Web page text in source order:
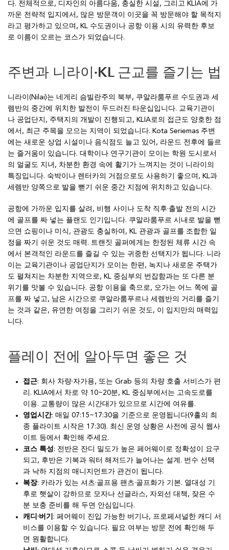
다. 전체적으로, 디자인의 아름다움, 충실한 시설, 그리고 KLIA에 가
까운 전략적 입지에서, 많은 방문객이 이곳을 꼭 방문해야 할 목적지
라고 평가하고 있으며, KL 수도권이나 공항 이용 시의 유력한 후보
로 이름이 오르는 코스가 되었습니다.
주변과 니라이·KL 근교를 즐기는 법
니라이(Nilai)는 네게리 슴빌란주의 북부, 쿠알라룸푸르 수도권과 세
렘반의 중간에 위치한 발전이 두드러진 타운십입니다. 교육기관이
나 공업단지, 주택지의 개발이 진행되고, KLIA로의 접근도 양호한 점
에서, 최근 주목을 모으는 지역이 되었습니다. Kota Seriemas 주변
에는 새로운 상업 시설이나 음식점도 늘고 있어, 라운드 전후에 들르
는 즐거움이 있습니다. 대학이나 연구기관이 모이는 학원 도시로서
의 얼굴도 지녀, 차분한 환경 속에 활기가 느껴지는 것이 니라이의
특징입니다. 숙박이나 렌터카의 거점으로도 사용하기 좋으며, KL과
세렘반 양쪽으로 발을 뻗기 쉬운 중간 지점에 위치하고 있습니다.
공항에 가까운 입지를 살려, 비행 사이나 도착 직후·출발 전의 시간
에 골프를 짜 넣는 플랜도 인기입니다. 쿠알라룸푸르 시내로 발을 뻗
으면 쇼핑이나 미식, 관광도 충실하여, KL 관광과 골프를 조합한 일
정을 짜기 쉬운 것도 매력. 트랜짓 골퍼에게는 한정된 체류 시간 속
에서 본격적인 라운드를 즐길 수 있는 귀중한 선택지가 됩니다. 니라
이는 교육기관이나 공업단지가 모이는 한편, 녹지나 새로운 주택가
도 펼쳐지는 차분한 지역으로, KL 중심부의 번잡함과는 또 다른 분
위기를 맛볼 수 있습니다. 공항 이용을 축으로, 오가는 어느 쪽에 골
프를 짜 넣고, 남은 시간으로 쿠알라룸푸르나 세렘반의 거리를 즐기
는 것과 같은, 유연한 여정을 그리기 쉬운 것도, 이 입지만의 매력입
니다.
플레이 전에 알아두면 좋은 것
접근: 회사 차량·자가용, 또는 Grab 등의 차량 호출 서비스가 편
리. KLIA에서 차로 약 10~20분, KL 중심부에서는 고속도로를
이용. 교통량이 많은 시간대가 있으므로 시간에 여유를.
영업시간: 매일 07:15~17:30을 기준으로 운영됩니다(9홀의 최
종 플라이트 시작은 17:30). 최신 운영 상황은 사전에 공식 웹사
이트 등에서 확인해 주세요.
코스 특성: 전반은 잔디 밀도가 높은 페어웨이로 정확성이 요구
되고, 후반은 기복과 워터 해저드가 늘어나는 설계. 번수 선택
과 낙하 지점의 매니지먼트가 관건이 됩니다.
복장: 카라가 있는 셔츠·골프용 팬츠·골프화가 기본. 열대성 기
후로 햇살이 강하므로 모자나 선글라스, 자외선 대책, 잦은 수
분 보충 준비를 해 두면 안심입니다.
캐디·버기 : 페어웨이 진입 가능한 버기나, 프로페셔널한 캐디 서
비스를 이용할 수 있습니다. 필요 여부는 방문 전에 확인해 두
면 원활합니다.